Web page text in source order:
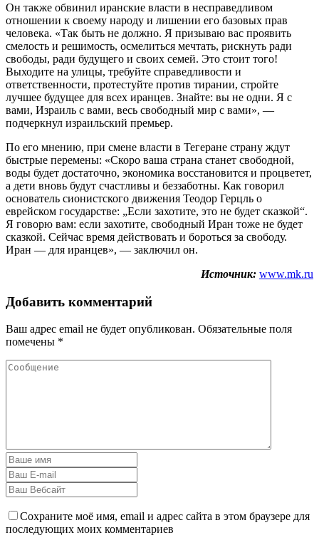
Он также обвинил иранские власти в несправедливом
отношении к своему народу и лишении его базовых прав
человека. «Так быть не должно. Я призываю вас проявить
смелость и решимость, осмелиться мечтать, рискнуть ради
свободы, ради будущего и своих семей. Это стоит того!
Выходите на улицы, требуйте справедливости и
ответственности, протестуйте против тирании, стройте
лучшее будущее для всех иранцев. Знайте: вы не одни. Я с
вами, Израиль с вами, весь свободный мир с вами», —
подчеркнул израильский премьер.
По его мнению, при смене власти в Тегеране страну ждут
быстрые перемены: «Скоро ваша страна станет свободной,
воды будет достаточно, экономика восстановится и процветет,
а дети вновь будут счастливы и беззаботны. Как говорил
основатель сионистского движения Теодор Герцль о
еврейском государстве: „Если захотите, это не будет сказкой“.
Я говорю вам: если захотите, свободный Иран тоже не будет
сказкой. Сейчас время действовать и бороться за свободу.
Иран — для иранцев», — заключил он.
Источник: www.mk.ru
Добавить комментарий
Ваш адрес email не будет опубликован. Обязательные поля
помечены *
Сохраните моё имя, email и адрес сайта в этом браузере для
последующих моих комментариев